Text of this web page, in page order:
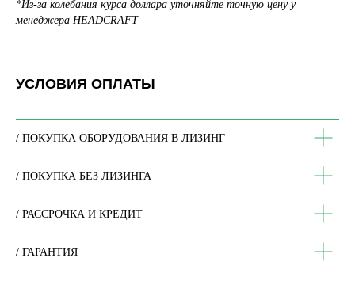
*Из-за колебания курса доллара уточняйте точную цену у
менеджера HEADCRAFT
УСЛОВИЯ ОПЛАТЫ
/ ПОКУПКА ОБОРУДОВАНИЯ В ЛИЗИНГ
/ ПОКУПКА БЕЗ ЛИЗИНГА
/ РАССРОЧКА И КРЕДИТ
/ ГАРАНТИЯ